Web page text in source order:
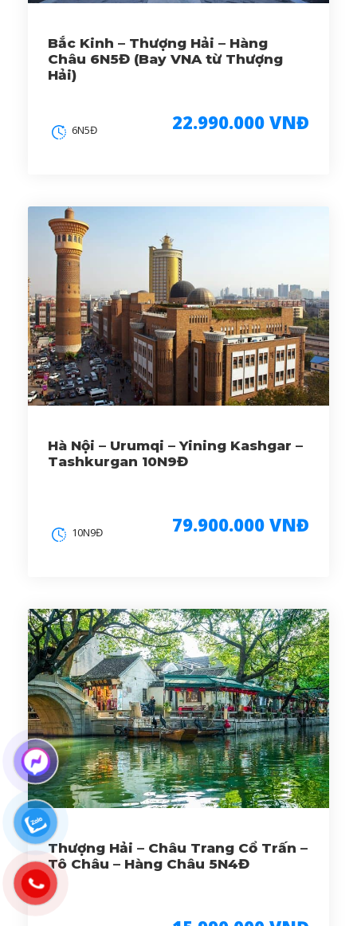
Bắc Kinh – Thượng Hải – Hàng
Châu 6N5Đ (Bay VNA từ Thượng
Hải)
22.990.000 VNĐ
6N5Đ
Hà Nội – Urumqi – Yining Kashgar –
Tashkurgan 10N9Đ
79.900.000 VNĐ
10N9Đ
Thượng Hải – Châu Trang Cổ Trấn –
Tô Châu – Hàng Châu 5N4Đ